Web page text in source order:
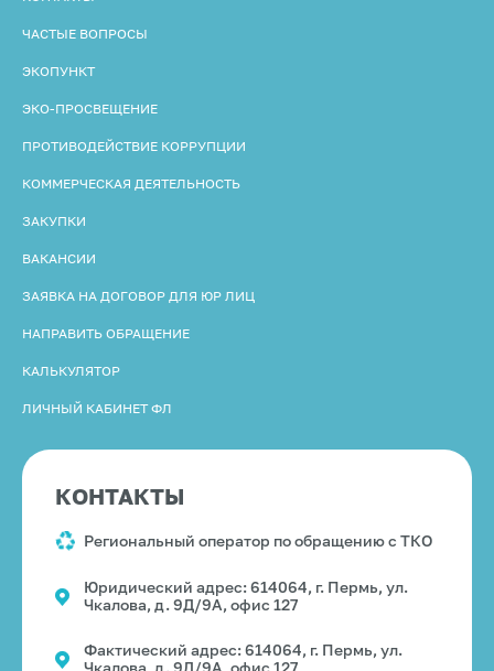
ЧАСТЫЕ ВОПРОСЫ
ЭКОПУНКТ
ЭКО-ПРОСВЕЩЕНИЕ
ПРОТИВОДЕЙСТВИЕ КОРРУПЦИИ
КОММЕРЧЕСКАЯ ДЕЯТЕЛЬНОСТЬ
ЗАКУПКИ
ВАКАНСИИ
ЗАЯВКА НА ДОГОВОР ДЛЯ ЮР ЛИЦ
НАПРАВИТЬ ОБРАЩЕНИЕ
КАЛЬКУЛЯТОР
ЛИЧНЫЙ КАБИНЕТ ФЛ
КОНТАКТЫ
Региональный оператор по обращению с ТКО
Юридический адрес: 614064, г. Пермь, ул.
Чкалова, д. 9Д/9А, офис 127
Фактический адрес: 614064, г. Пермь, ул.